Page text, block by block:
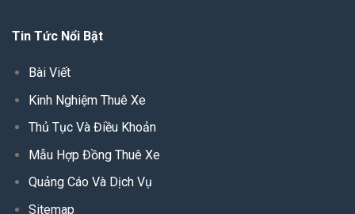
Tin Tức Nổi Bật
Bài Viết
Kinh Nghiệm Thuê Xe
Thủ Tục Và Điều Khoản
Mẫu Hợp Đồng Thuê Xe
Quảng Cáo Và Dịch Vụ
Sitemap